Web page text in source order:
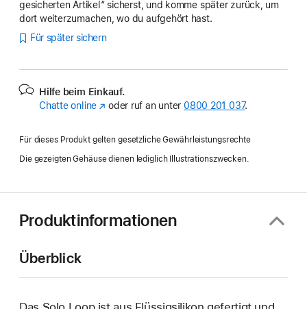
gesicherten Artikel“ sicherst, und komme später zurück, um
dort weiterzumachen, wo du aufgehört hast.
Für später sichern
Hilfe beim Einkauf.
Chatte online (Öffnet
Fenster)
oder ruf an unter 0800 201 037.
Für dieses Produkt gelten gesetzliche Gewährleistungsrechte
Die gezeigten Gehäuse dienen lediglich Illustrationszwecken.
Produktinformationen
Überblick